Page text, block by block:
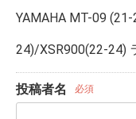
YAMAHA MT-09
24)/XSR900(22-24)
投稿者名 必須